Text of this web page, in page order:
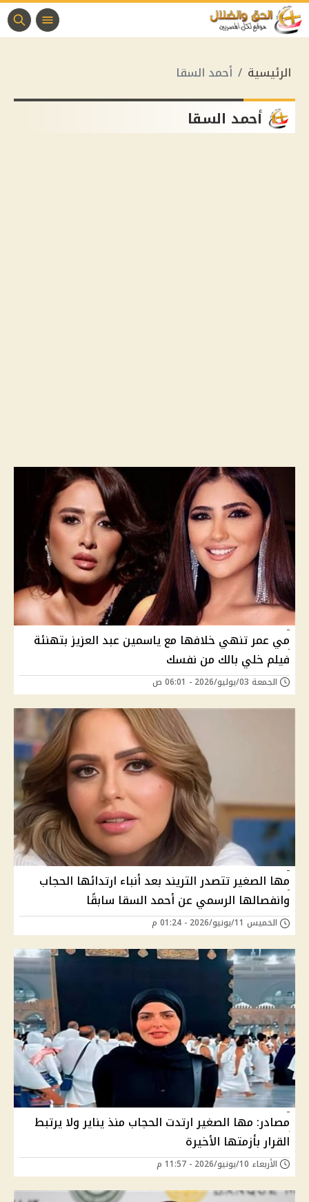
الرئيسية أحمد السقا
أحمد السقا
مي عمر تنهي خلافها مع ياسمين عبد العزيز بتهنئة
فيلم خلي بالك من نفسك
الجمعة 03/يوليو/2026 - 06:01 ص
مها الصغير تتصدر التريند بعد أنباء ارتدائها الحجاب
وانفصالها الرسمي عن أحمد السقا سابقًا
الخميس 11/يونيو/2026 - 01:24 م
مصادر: مها الصغير ارتدت الحجاب منذ يناير ولا يرتبط
القرار بأزمتها الأخيرة
الأربعاء 10/يونيو/2026 - 11:57 م